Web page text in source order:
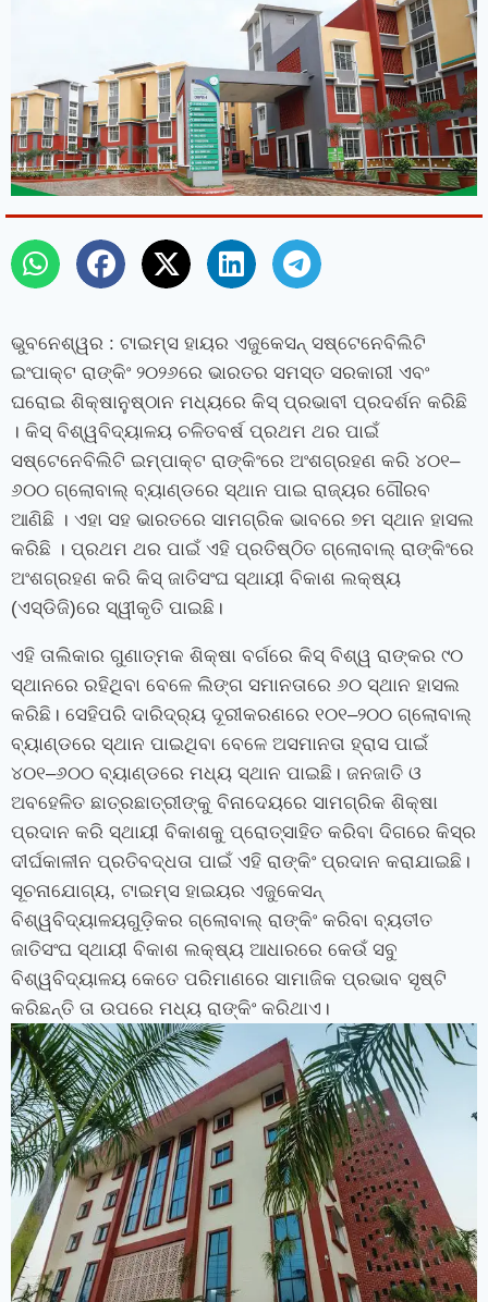
ଭୁବନେଶ୍ୱର : ଟାଇମ୍‍ସ ହାୟର ଏଜୁକେସନ୍ ସଷ୍ଟେନେବିଲିଟି
ଇଂପାକ୍ଟ ରାଙ୍କିଂ ୨୦୨୬ରେ ଭାରତର ସମସ୍ତ ସରକାରୀ ଏବଂ
ଘରୋଇ ଶିକ୍ଷାନୁଷ୍ଠାନ ମଧ୍ୟରେ କିସ୍‍ ପ୍ରଭାବୀ ପ୍ରଦର୍ଶନ କରିଛି
। କିସ୍‍ ବିଶ୍ୱବିଦ୍ୟାଳୟ ଚଳିତବର୍ଷ ପ୍ରଥମ ଥର ପାଇଁ
ସଷ୍ଟେନେବିଲିଟି ଇମ୍ପାକ୍ଟ ରାଙ୍କିଂରେ ଅଂଶଗ୍ରହଣ କରି ୪୦୧–
୬୦୦ ଗ୍ଲୋବାଲ୍ ବ୍ୟାଣ୍ଡରେ ସ୍ଥାନ ପାଇ ରାଜ୍ୟର ଗୌରବ
ଆଣିଛି । ଏହା ସହ ଭାରତରେ ସାମଗ୍ରିକ ଭାବରେ ୭ମ ସ୍ଥାନ ହାସଲ
କରିଛି । ପ୍ରଥମ ଥର ପାଇଁ ଏହି ପ୍ରତିଷ୍ଠିତ ଗ୍ଲୋବାଲ୍ ରାଙ୍କିଂରେ
ଅଂଶଗ୍ରହଣ କରି କିସ୍‍ ଜାତିସଂଘ ସ୍ଥାୟୀ ବିକାଶ ଲକ୍ଷ୍ୟ
(ଏସ୍‍ଡିଜି)ରେ ସ୍ୱୀକୃତି ପାଇଛି।
ଏହି ତାଲିକାର ଗୁଣାତ୍ମକ ଶିକ୍ଷା ବର୍ଗରେ କିସ୍‍ ବିଶ୍ୱ ରାଙ୍କର ୯୦
ସ୍ଥାନରେ ରହିଥିବା ବେଳେ ଲିଙ୍ଗ ସମାନତାରେ ୬୦ ସ୍ଥାନ ହାସଲ
କରିଛି। ସେହିପରି ଦାରିଦ୍ର୍ୟ ଦୂରୀକରଣରେ ୧୦୧–୨୦୦ ଗ୍ଲୋବାଲ୍
ବ୍ୟାଣ୍ଡରେ ସ୍ଥାନ ପାଇଥିବା ବେଳେ ଅସମାନତା ହ୍ରାସ ପାଇଁ
୪୦୧–୬୦୦ ବ୍ୟାଣ୍ଡରେ ମଧ୍ୟ ସ୍ଥାନ ପାଇଛି। ଜନଜାତି ଓ
ଅବହେଳିତ ଛାତ୍ରଛାତ୍ରୀଙ୍କୁ ବିନାଦେୟରେ ସାମଗ୍ରିକ ଶିକ୍ଷା
ପ୍ରଦାନ କରି ସ୍ଥାୟୀ ବିକାଶକୁ ପ୍ରୋତ୍ସାହିତ କରିବା ଦିଗରେ କିସ୍‍ର
ଦୀର୍ଘକାଳୀନ ପ୍ରତିବଦ୍ଧତା ପାଇଁ ଏହି ରାଙ୍କିଂ ପ୍ରଦାନ କରାଯାଇଛି।
ସୂଚନାଯୋଗ୍ୟ, ଟାଇମ୍‍ସ ହାଇୟର ଏଜୁକେସନ୍‍
ବିଶ୍ୱବିଦ୍ୟାଳୟଗୁଡ଼ିକର ଗ୍ଲୋବାଲ୍‍ ରାଙ୍କିଂ କରିବା ବ୍ୟତୀତ
ଜାତିସଂଘ ସ୍ଥାୟୀ ବିକାଶ ଲକ୍ଷ୍ୟ ଆଧାରରେ କେଉଁ ସବୁ
ବିଶ୍ୱବିଦ୍ୟାଳୟ କେତେ ପରିମାଣରେ ସାମାଜିକ ପ୍ରଭାବ ସୃଷ୍ଟି
କରିଛନ୍ତି ତା ଉପରେ ମଧ୍ୟ ରାଙ୍କିଂ କରିଥାଏ।